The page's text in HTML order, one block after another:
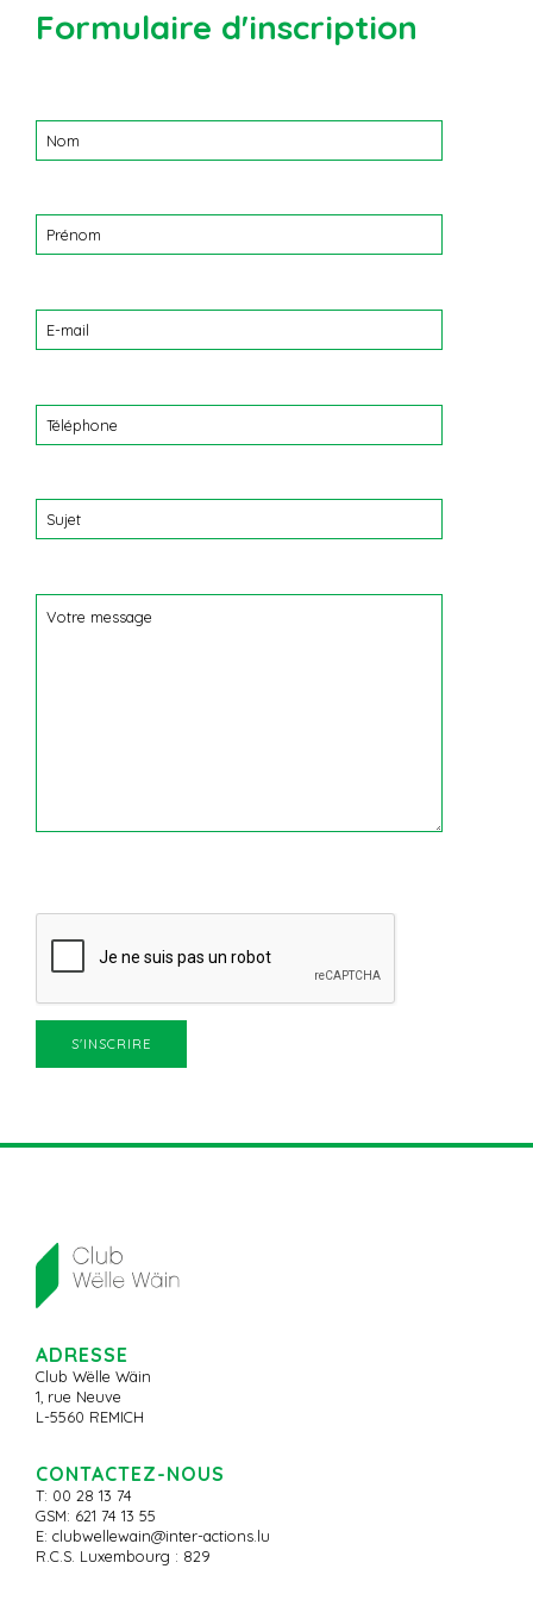
Formulaire d'inscription
ADRESSE
Club Wëlle Wäin
1, rue Neuve
L-5560 REMICH
CONTACTEZ-NOUS
T: 00 28 13 74
GSM: 621 74 13 55
E: clubwellewain@inter-actions.lu
R.C.S. Luxembourg : 829